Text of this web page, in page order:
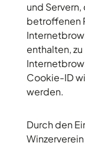
und
betroffenen
enthalten,
Cookie-ID
werden.
Durch den